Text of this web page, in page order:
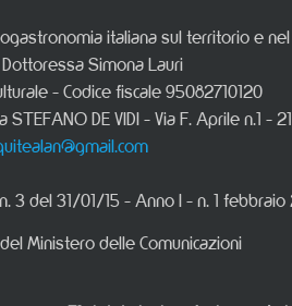
italiana sul territorio e
Simona Lauri
- Codice fiscale 95082710120
DE VIDI - Via F. Aprile n.1 -
3 del 31/01/15 - Anno I - n. 1 febbraio
Ministero delle Comunicazioni